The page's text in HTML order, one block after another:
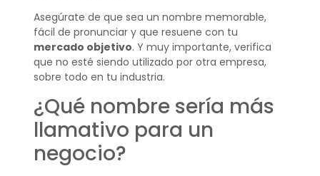
Asegúrate de que sea un nombre memorable,
fácil de pronunciar y que resuene con tu
mercado objetivo. Y muy importante, verifica
que no esté siendo utilizado por otra empresa,
sobre todo en tu industria.
¿Qué nombre sería más
llamativo para un
negocio?